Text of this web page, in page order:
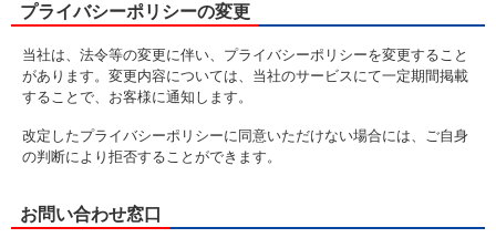
プライバシーポリシーの変更
当社は、法令等の変更に伴い、プライバシーポリシーを変更すること
があります。変更内容については、当社のサービスにて一定期間掲載
することで、お客様に通知します。
改定したプライバシーポリシーに同意いただけない場合には、ご自身
の判断により拒否することができます。
お問い合わせ窓口